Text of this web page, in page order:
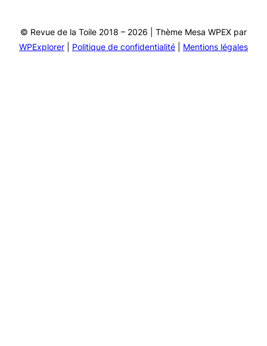
© Revue de la Toile 2018 – 2026 | Thème Mesa WPEX par
WPExplorer
Politique de confidentialité Mentions légales